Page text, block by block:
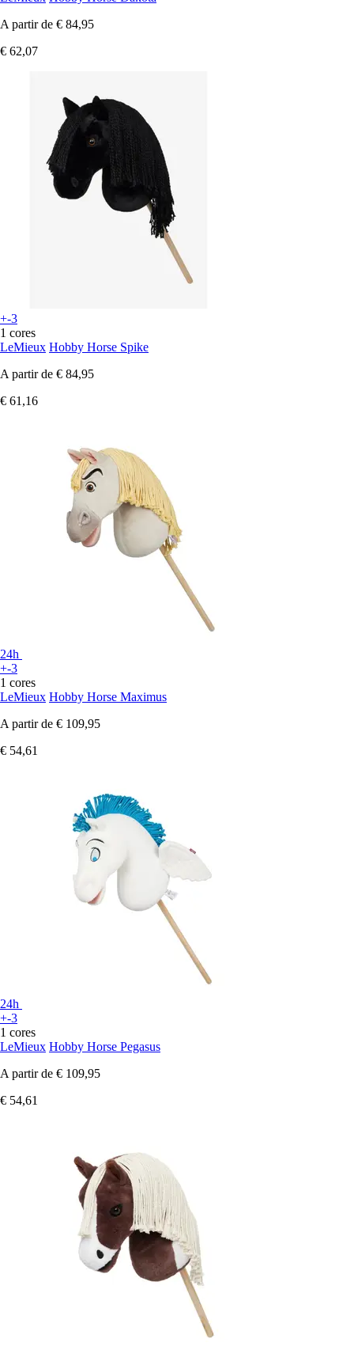
A partir de € 84,95
€ 62,07
+-3
1 cores
LeMieux Hobby Horse Spike
A partir de € 84,95
€ 61,16
24h
+-3
1 cores
LeMieux Hobby Horse Maximus
A partir de € 109,95
€ 54,61
24h
+-3
1 cores
LeMieux Hobby Horse Pegasus
A partir de € 109,95
€ 54,61